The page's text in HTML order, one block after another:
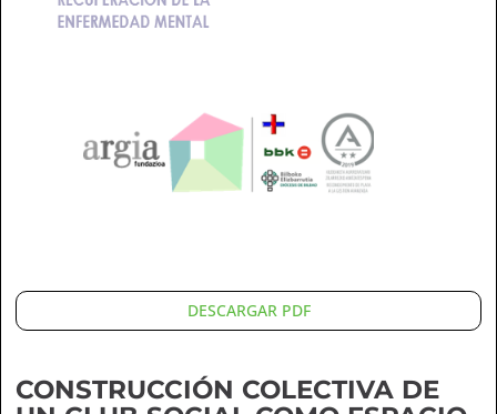
DESCARGAR PDF
CONSTRUCCIÓN COLECTIVA DE